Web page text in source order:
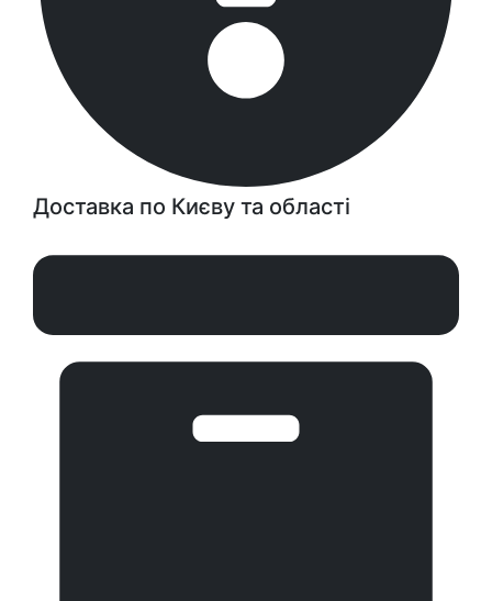
Доставка по Києву та області